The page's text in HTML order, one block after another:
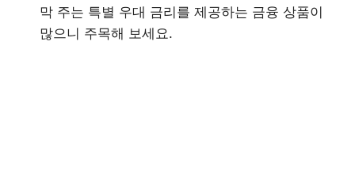
막 주는 특별 우대 금리를 제공하는 금융 상품이
많으니 주목해 보세요.